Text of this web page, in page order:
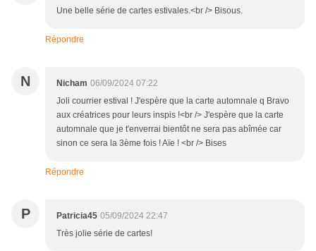
Une belle série de cartes estivales.<br /> Bisous.
Répondre
N Nicham 06/09/2024 07:22
Joli courrier estival ! J'espère que la carte automnale q Bravo
aux créatrices pour leurs inspis !<br /> J'espère que la carte
automnale que je t'enverrai bientôt ne sera pas abîmée car
sinon ce sera la 3ème fois ! Aïe ! <br /> Bises
Répondre
P Patricia45 05/09/2024 22:47
Très jolie série de cartes!